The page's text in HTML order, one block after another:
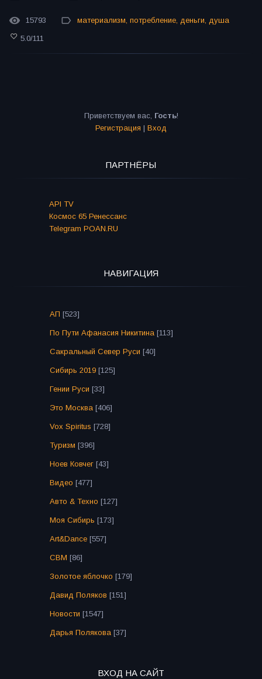
15793 материализм, потребление, деньги, душа
5.0/111
Приветствуем вас, Гость!
Регистрация | Вход
ПАРТНЁРЫ
API TV
Космос 65 Ренессанс
Telegram POAN.RU
НАВИГАЦИЯ
АП [523]
По Пути Афанасия Никитина [113]
Сакральный Север Руси [40]
Сибирь 2019 [125]
Гении Руси [33]
Это Москва [406]
Vox Spiritus [728]
Туризм [396]
Ноев Ковчег [43]
Видео [477]
Авто & Техно [127]
Моя Сибирь [173]
Art&Dance [557]
СВМ [86]
Золотое яблочко [179]
Давид Поляков [151]
Новости [1547]
Дарья Полякова [37]
ВХОД НА САЙТ